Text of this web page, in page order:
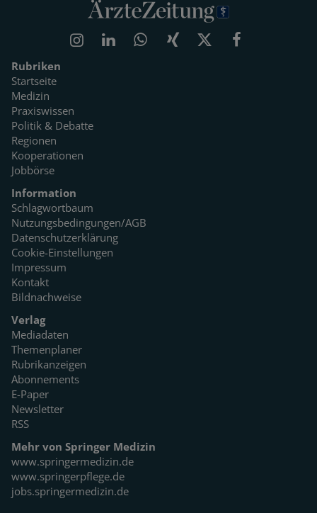
Rubriken
Startseite
Medizin
Praxiswissen
Politik & Debatte
Regionen
Kooperationen
Jobbörse
Information
Schlagwortbaum
Nutzungsbedingungen/AGB
Datenschutzerklärung
Cookie-Einstellungen
Impressum
Kontakt
Bildnachweise
Verlag
Mediadaten
Themenplaner
Rubrikanzeigen
Abonnements
E-Paper
Newsletter
RSS
Mehr von Springer Medizin
www.springermedizin.de
www.springerpflege.de
jobs.springermedizin.de